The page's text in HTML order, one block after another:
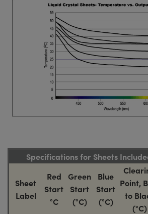
Specifications for Sheets
Sheet
Label
Red
Start
°C
Green
Start
(°C)
Blue
Start
(°C)
Point,
to
(°C)